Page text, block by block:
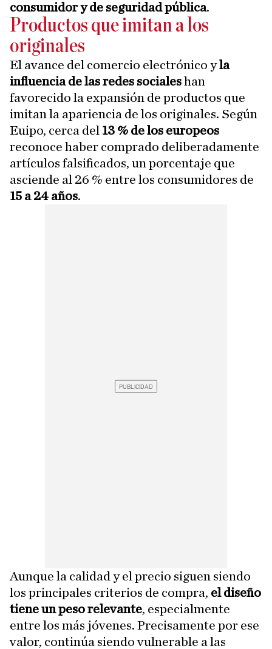
consumidor y de seguridad pública.
Productos que imitan a los
originales
El avance del comercio electrónico yla
influencia de las redes socialeshan
favorecido la expansión de productos que
imitan la apariencia de los originales. Según
Euipo, cerca del 13 % de los europeos
reconoce haber comprado deliberadamente
artículos falsificados, un porcentaje que
asciende al 26 % entre los consumidores de
15 a 24 años.
Aunque la calidad y el precio siguen siendo
los principales criterios de compra, el diseño
tiene un peso relevante, especialmente
entre los más jóvenes. Precisamente por ese
valor, continúa siendo vulnerable a las